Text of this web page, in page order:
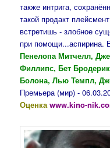
также интрига,
такой продакт
встретишь - злобное
при помощи...аспирина.
Пенелопа Митчелл,
Филлипс, Бет
Болона, Лью Темпл,
Премьера (мир) -
Оценкаwww.kino-